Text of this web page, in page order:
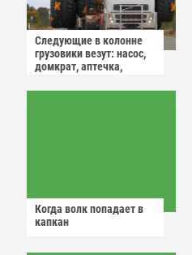
Следующие в колонне
грузовики везут: насос,
домкрат, аптечка,
Когда волк попадает в
капкан